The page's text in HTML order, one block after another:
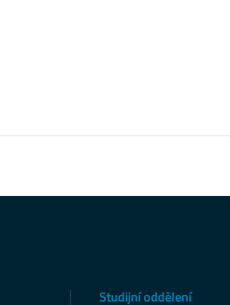
Studijní oddělení